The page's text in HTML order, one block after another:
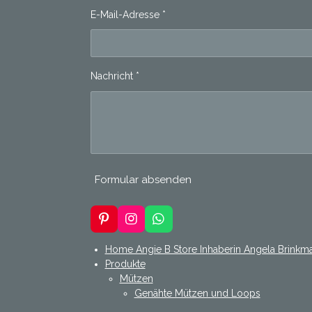
E-Mail-Adresse *
Nachricht *
Formular absenden
P
i
n
t
I
n
s
t
a
g
r
W
h
a
A
p
Home Angie B Store Inhaberin Angela
Produkte
Mützen
Genähte Mützen und Loops